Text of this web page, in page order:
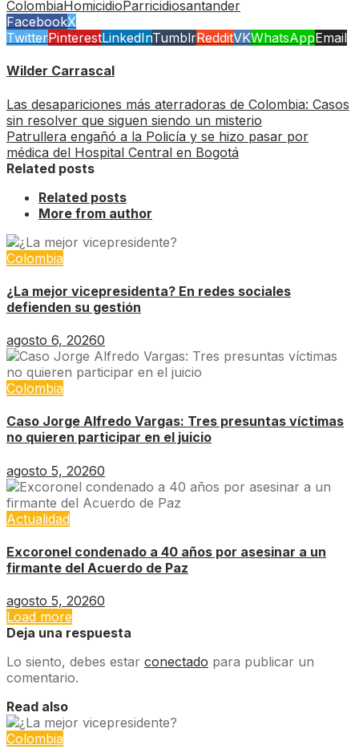
ColombiaHomicidioParricidiosantander
FacebookX
TwitterPinterestLinkedInTumblrRedditVKWhatsAppEmail
Wilder Carrascal
Las desapariciones más aterradoras de Colombia: Casos
sin resolver que siguen siendo un misterio
Patrullera engañó a la Policía y se hizo pasar por
médica del Hospital Central en Bogotá
Related posts
Related posts
More from author
Colombia
¿La mejor vicepresidenta? En redes sociales
defienden su gestión
agosto 6, 20260
Colombia
Caso Jorge Alfredo Vargas: Tres presuntas víctimas
no quieren participar en el juicio
agosto 5, 20260
Actualidad
Excoronel condenado a 40 años por asesinar a un
firmante del Acuerdo de Paz
agosto 5, 20260
Load more
Deja una respuesta
Lo siento, debes estar conectado para publicar un
comentario.
Read also
Colombia